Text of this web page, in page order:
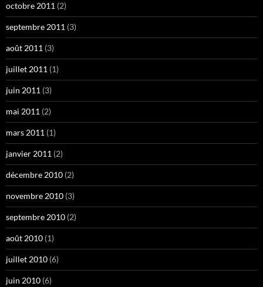
octobre 2011 (2)
septembre 2011 (3)
août 2011 (3)
juillet 2011 (1)
juin 2011 (3)
mai 2011 (2)
mars 2011 (1)
janvier 2011 (2)
décembre 2010 (2)
novembre 2010 (3)
septembre 2010 (2)
août 2010 (1)
juillet 2010 (6)
juin 2010 (6)